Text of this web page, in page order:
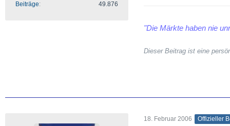
Beiträge
49.876
"Die Märkte haben nie
Dieser Beitrag ist eine
18. Februar 2006 Offizieller